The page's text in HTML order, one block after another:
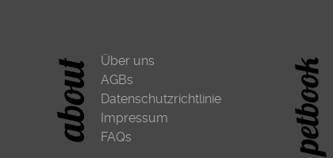
Über uns
AGBs
Datenschutzrichtlinie
Impressum
FAQs